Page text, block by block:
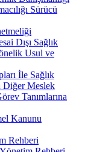
Sürücü
Dışı Sağlık
Usul ve
İle Sağlık
Diğer Meslek
Tanımlarına
Kanunu
Rehberi